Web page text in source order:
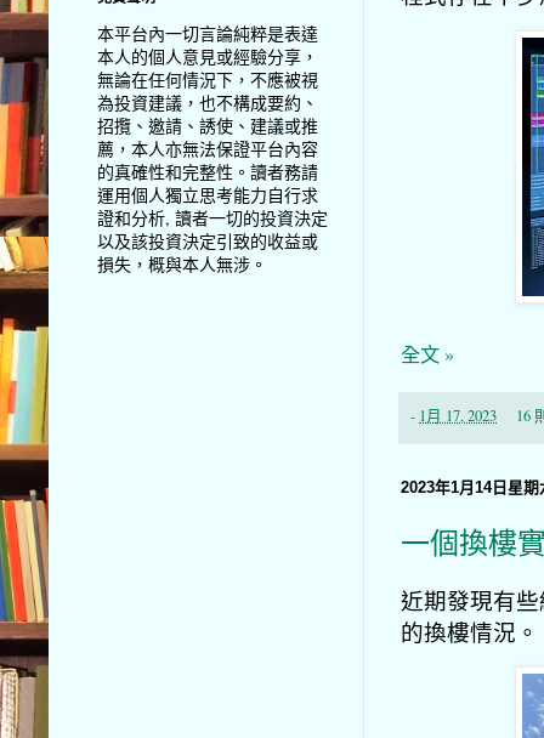
全文 »
- 1月 17, 2023 16
2023年1月14日星期
一個換樓
近期發現有
的換樓情況。
本平台內一切言論純粹是表達
本人的個人意見或經驗分享，
無論在任何情況下，不應被視
為投資建議，也不構成要約、
招攬、邀請、誘使、建議或推
薦，本人亦無法保證平台內容
的真確性和完整性。讀者務請
運用個人獨立思考能力自行求
證和分析, 讀者一切的投資決定
以及該投資決定引致的收益或
損失，概與本人無涉。